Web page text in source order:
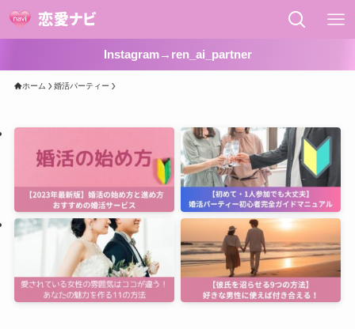
Instagram→ren_ai_partner
ホーム 婚活パーティー